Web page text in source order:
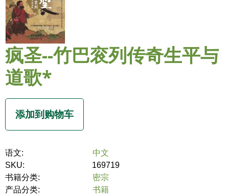
疯圣--竹巴衮列传奇生平与
道歌*
语文:
中文
SKU:
169719
书籍分类:
密宗
产品分类:
书籍